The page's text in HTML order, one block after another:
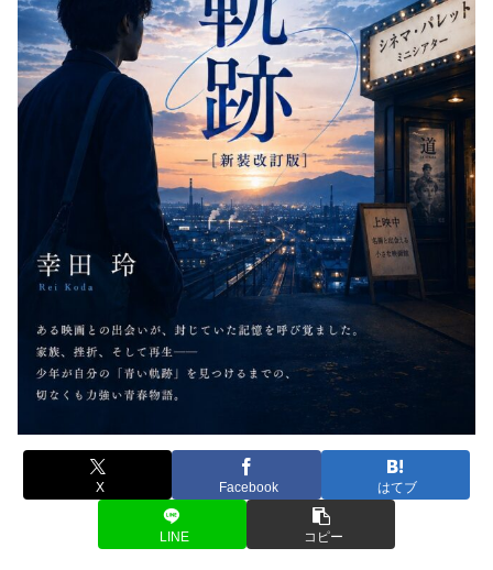
X Facebook はてブ
LINE コピー